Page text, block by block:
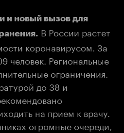
и новый вызов для
В России растет
коронавирусом. За
человек. Региональные
ограничения.
до 38 и
на прием к врачу.
огромные очереди,